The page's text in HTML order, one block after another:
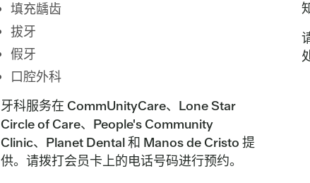
填充龋齿
拔牙
假牙
口腔外科
牙科服务在 CommUnityCare、Lone Star
Circle of Care、People's Community
Clinic、Planet Dental 和 Manos de Cristo 提
供。请拨打会员卡上的电话号码进行预约。